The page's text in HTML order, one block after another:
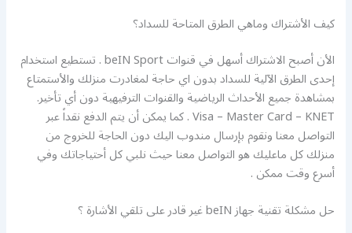
كيف الأشتراك وماهي الطرق المتاحة للسداد؟
الأن أصبح الاشتراك أسهل في قنوات beIN Sport . تستطيع استخدام
إحدى الطرق الآلية للسداد بدون اي حاجة لمغادرت منزلك والأستمتاع
بمشاهدة جميع الأحداث الرياضية والقنوات الترفيهية دون أي تأخير.
Visa – Master Card – KNET . كما يمكن أن يتم الدفع نقداً عبر
التواصل معنا ونقوم بإرسال مندوب اليك دون الحاجة للخروج من
منزلك كل ماعليك هو التواصل معنا حيث نلبي كل أحتياجاتك وفي
أسرع وقت ممكن .
حل مشكلة تقنية جهاز beIN غير قادر على تلقي الأشارة ؟